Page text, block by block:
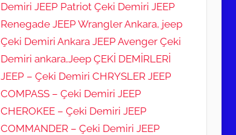
Demiri JEEP Patriot Çeki Demiri JEEP
Renegade JEEP Wrangler Ankara, jeep
Çeki Demiri Ankara JEEP Avenger Çeki
Demiri ankara,Jeep ÇEKİ DEMİRLERİ
JEEP – Çeki Demiri CHRYSLER JEEP
COMPASS – Çeki Demiri JEEP
CHEROKEE – Çeki Demiri JEEP
COMMANDER – Çeki Demiri JEEP